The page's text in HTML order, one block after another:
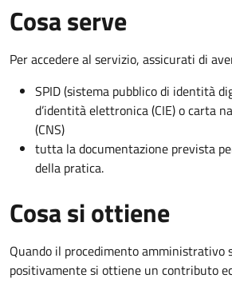
Cosa serve
Per accedere al servizio, assicurati di
SPID (sistema pubblico di identità
d’identità elettronica (CIE) o carta
(CNS)
tutta la documentazione prevista
della pratica.
Cosa si ottiene
Quando il procedimento amministrativo
positivamente si ottiene un contributo